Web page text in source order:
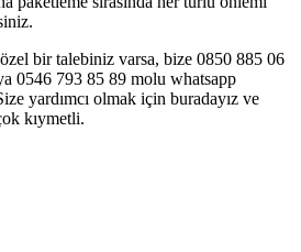
bir talebiniz varsa, bize 0850 885 06
0546 793 85 89 molu whatsapp
yardımcı olmak için buradayız ve
kıymetli.